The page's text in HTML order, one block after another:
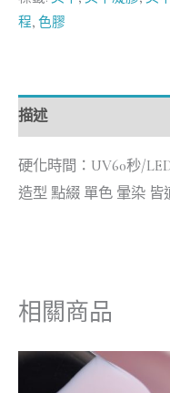
程, 色膠
描述
硬化時間：UV60秒/
造型 點綴 單色 暈染 皆
相關商品